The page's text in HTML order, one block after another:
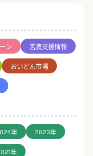
ン 営農支援情報
おいどん市場
年 2023年
年